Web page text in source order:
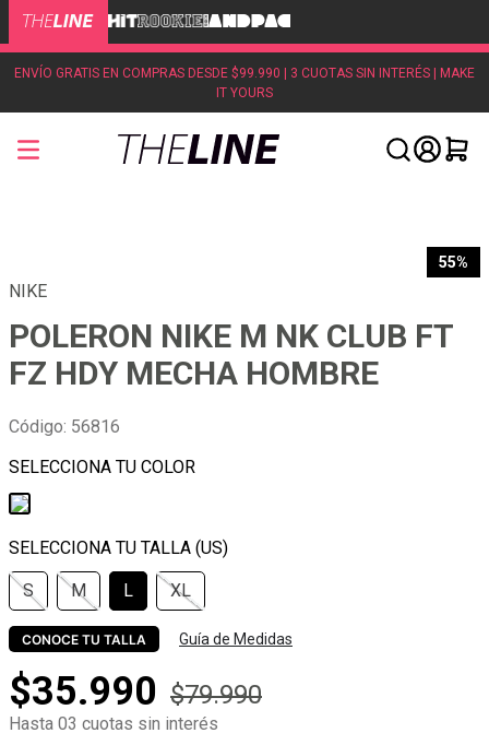
ENVÍO GRATIS EN COMPRAS DESDE $99.990 | 3 CUOTAS SIN INTERÉS | MAKE
IT YOURS
55%
NIKE
POLERON NIKE M NK CLUB FT
FZ HDY MECHA HOMBRE
Código: 56816
S M L XL
CONOCE TU TALLA Guía de Medidas
$35.990 $79.990
Hasta 03 cuotas sin interés